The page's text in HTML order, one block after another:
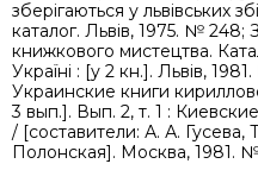
зберігаються у львівських
каталог. Львів, 1975. № 248;
книжкового мистецтва.
Украïні : [у 2 кн.]. Львів,
Украинские книги
3 вып.]. Вып. 2, т. 1 :
/ [составители: А. А.
Полонская]. Москва, 1981.